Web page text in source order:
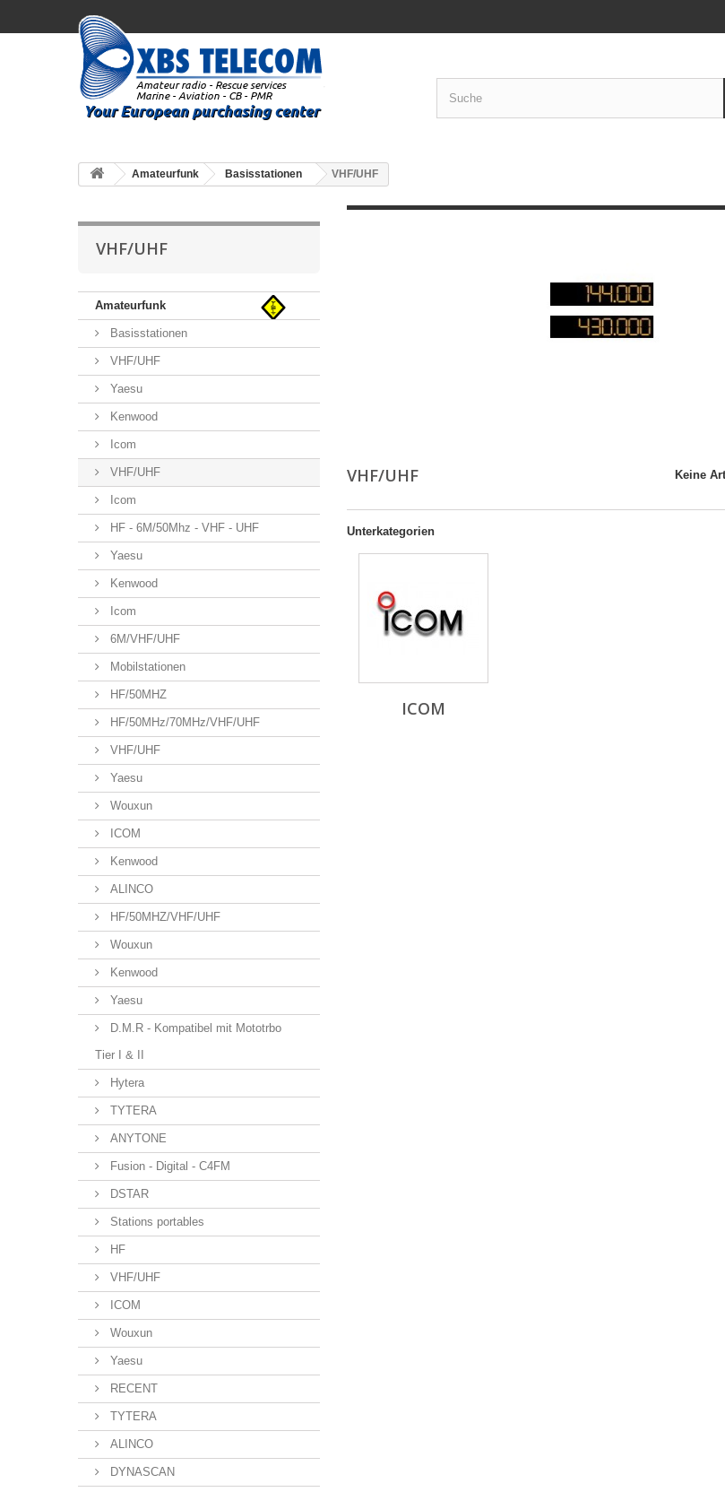
Amateurfunk Basisstationen VHF/UHF
VHF/UHF
Amateurfunk
Basisstationen
VHF/UHF
Yaesu
Kenwood
Icom
VHF/UHF
Icom
HF - 6M/50Mhz - VHF - UHF
Yaesu
Kenwood
Icom
6M/VHF/UHF
Mobilstationen
HF/50MHZ
HF/50MHz/70MHz/VHF/UHF
VHF/UHF
Yaesu
Wouxun
ICOM
Kenwood
ALINCO
HF/50MHZ/VHF/UHF
Wouxun
Kenwood
Yaesu
D.M.R - Kompatibel mit Mototrbo
Tier I & II
Hytera
TYTERA
ANYTONE
Fusion - Digital - C4FM
DSTAR
Stations portables
HF
VHF/UHF
ICOM
Wouxun
Yaesu
RECENT
TYTERA
ALINCO
DYNASCAN
VHF/UHF Keine
Unterkategorien
ICOM